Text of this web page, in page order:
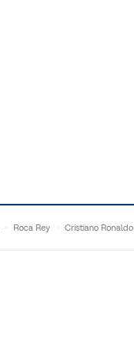
Roca Rey Cristiano Ronaldo